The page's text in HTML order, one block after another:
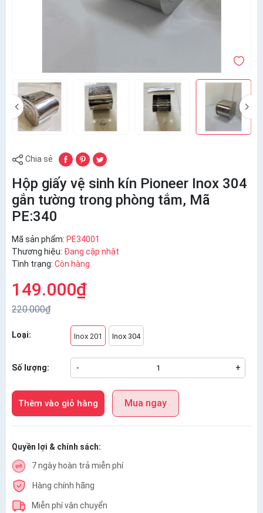
Chia sẻ
Hộp giấy vệ sinh kín Pioneer Inox 304
gắn tường trong phòng tắm, Mã
PE:340
Mã sản phẩm: PE34001
Thương hiệu: Đang cập nhật
Tình trạng: Còn hàng
149.000₫
220.000₫
Loại: Inox 201 Inox 304
Số lượng: - +
Thêm vào giỏ hàng Mua ngay
Quyền lợi & chính sách:
7 ngày hoàn trả miễn phí
Hàng chính hãng
Miễn phí vận chuyển